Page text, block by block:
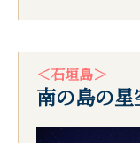
＜石垣島＞
南の島の